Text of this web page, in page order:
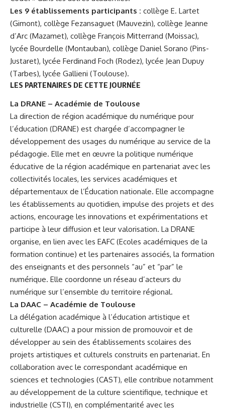
Les 9 établissements participants : collège E. Lartet
(Gimont), collège Fezansaguet (Mauvezin), collège Jeanne
d’Arc (Mazamet), collège François Mitterrand (Moissac),
lycée Bourdelle (Montauban), collège Daniel Sorano (Pins-
Justaret), lycée Ferdinand Foch (Rodez), lycée Jean Dupuy
(Tarbes), lycée Gallieni (Toulouse).
LES PARTENAIRES DE CETTE JOURNÉE
La DRANE – Académie de Toulouse
La direction de région académique du numérique pour
l’éducation (DRANE) est chargée d’accompagner le
développement des usages du numérique au service de la
pédagogie. Elle met en œuvre la politique numérique
éducative de la région académique en partenariat avec les
collectivités locales, les services académiques et
départementaux de l’Éducation nationale. Elle accompagne
les établissements au quotidien, impulse des projets et des
actions, encourage les innovations et expérimentations et
participe à leur diffusion et leur valorisation. La DRANE
organise, en lien avec les EAFC (Ecoles académiques de la
formation continue) et les partenaires associés, la formation
des enseignants et des personnels “au” et “par” le
numérique. Elle coordonne un réseau d’acteurs du
numérique sur l’ensemble du territoire régional.
La DAAC – Académie de Toulouse
La délégation académique à l’éducation artistique et
culturelle (DAAC) a pour mission de promouvoir et de
développer au sein des établissements scolaires des
projets artistiques et culturels construits en partenariat. En
collaboration avec le correspondant académique en
sciences et technologies (CAST), elle contribue notamment
au développement de la culture scientifique, technique et
industrielle (CSTI), en complémentarité avec les